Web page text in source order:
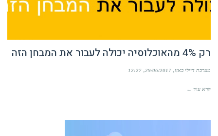
רק 4% מהאוכלוסיה יכולה לעבור את המבחן הזה
מערכת דיילי באזז 29/06/2017
12:27
קרא עוד ←